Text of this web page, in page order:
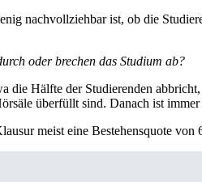
nachvollziehbar ist, ob die
oder brechen das Studium ab?
die Hälfte der Studierenden
überfüllt sind. Danach ist
meist eine Bestehensquote